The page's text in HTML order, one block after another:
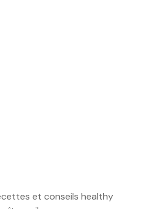
et conseils healthy